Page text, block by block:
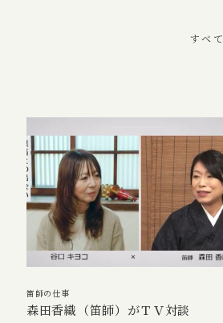
すべて
笛師の仕事
森田香織（笛師）がＴＶ対談